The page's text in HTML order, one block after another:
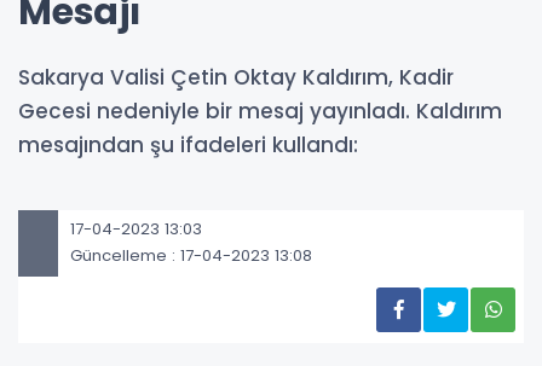
Mesajı
Sakarya Valisi Çetin Oktay Kaldırım, Kadir
Gecesi nedeniyle bir mesaj yayınladı. Kaldırım
mesajından şu ifadeleri kullandı:
17-04-2023 13:03
Güncelleme : 17-04-2023 13:08